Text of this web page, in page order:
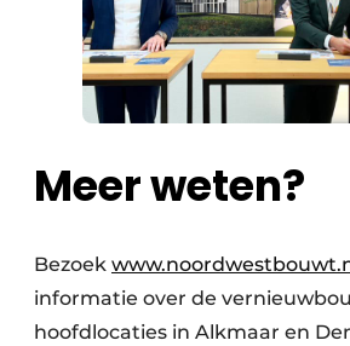
Meer weten?
Bezoek
informatie over de
hoofdlocaties in Alkmaar en